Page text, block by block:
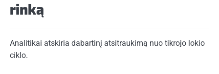
rinką
Analitikai atskiria dabartinį atsitraukimą nuo tikrojo lokio
ciklo.